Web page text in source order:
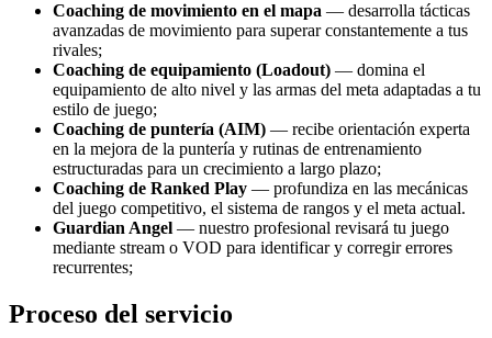
Coaching de movimiento en el mapa — desarrolla tácticas
avanzadas de movimiento para superar constantemente a tus
rivales;
Coaching de equipamiento (Loadout) — domina el
equipamiento de alto nivel y las armas del meta adaptadas a tu
estilo de juego;
Coaching de puntería (AIM) — recibe orientación experta
en la mejora de la puntería y rutinas de entrenamiento
estructuradas para un crecimiento a largo plazo;
Coaching de Ranked Play — profundiza en las mecánicas
del juego competitivo, el sistema de rangos y el meta actual.
Guardian Angel — nuestro profesional revisará tu juego
mediante stream o VOD para identificar y corregir errores
recurrentes;
Proceso del servicio